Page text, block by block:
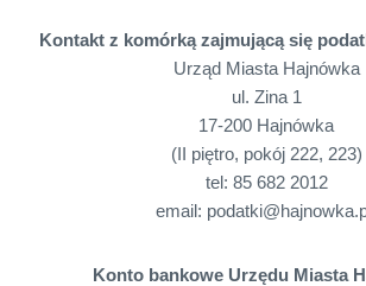
Kontakt z komórką zajmującą się
Urząd Miasta Hajnówka
ul. Zina 1
17-200 Hajnówka
(II piętro, pokój 222, 223)
tel: 85 682 2012
email:
Konto bankowe Urzędu Miasta